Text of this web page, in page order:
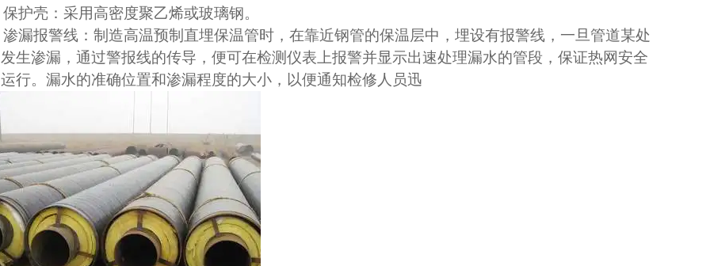
保护壳：采用高密度聚乙烯或玻璃钢。
渗漏报警线：制造高温预制直埋保温管时，在靠近钢管的保温层中，埋设有报警线，一旦管道某处
发生渗漏，通过警报线的传导，便可在检测仪表上报警并显示出速处理漏水的管段，保证热网安全
运行。漏水的准确位置和渗漏程度的大小，以便通知检修人员迅